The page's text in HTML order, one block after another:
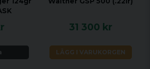
31 300 kr
LÄGG I VARUKORGEN
cloth, soft carry pouch and